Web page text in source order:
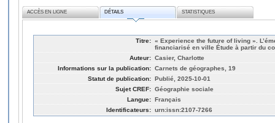
ACCÈS EN LIGNE DÉTAILS STATISTIQUES
Titre: « Experience the future of living ».
financiarisé en ville Étude à partir du
Auteur: Casier, Charlotte
Informations sur la publication: Carnets de géographes, 19
Statut de publication: Publié, 2025-10-01
Sujet CREF: Géographie sociale
Langue: Français
Identificateurs: urn:issn:2107-7266